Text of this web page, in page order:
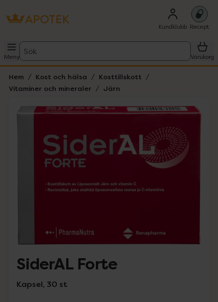
Kundklubb Recept
Meny
Sök
Varukorg
Hem Kost och hälsa
Kosttillskott
Vitaminer och mineraler
Järn
Hoppa över Lista
SiderAL Forte
Kapsel, 30 st